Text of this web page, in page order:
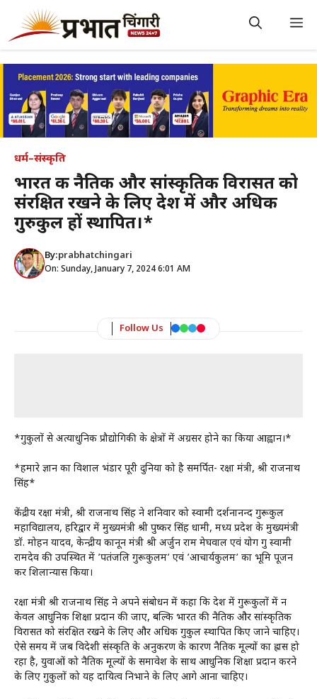
content
धर्म–संस्कृति
भारत की नैतिक और सांस्कृतिक विरासत को
संरक्षित रखने के लिए देश में और अधिक
गुरुकुल हों स्थापित।*
By:prabhatchingari
On: Sunday, January 7, 2024 6:01 AM
Follow Us
*गुरुकुलों से अत्याधुनिक प्रौद्योगिकी के क्षेत्रों में अग्रसर होने का किया आह्वान।*
*हमारे ज्ञान का विशाल भंडार पूरी दुनिया को है समर्पित- रक्षा मंत्री, श्री राजनाथ
सिंह*
केंद्रीय रक्षा मंत्री, श्री राजनाथ सिंह ने शनिवार को स्वामी दर्शनानन्द गुरूकुल
महाविद्यालय, हरिद्वार में मुख्यमंत्री श्री पुष्कर सिंह धामी, मध्य प्रदेश के मुख्यमंत्री
डॉ. मोहन यादव, केन्द्रीय कानून मंत्री श्री अर्जुन राम मेघवाल एवं योग गुरु स्वामी
रामदेव की उपस्थित में ’पतंजलि गुरूकुलम’ एवं ’आचार्यकुलम’ का भूमि पूजन
कर शिलान्यास किया।
रक्षा मंत्री श्री राजनाथ सिंह ने अपने संबोधन में कहा कि देश में गुरूकुलों में न
केवल आधुनिक शिक्षा प्रदान की जाए, बल्कि भारत की नैतिक और सांस्कृतिक
विरासत को संरक्षित रखने के लिए और अधिक गुरुकुल स्थापित किए जाने चाहिए।
ऐसे समय में जब विदेशी संस्कृति के अनुकरण के कारण नैतिक मूल्यों का ह्रास हो
रहा है, युवाओं को नैतिक मूल्यों के समावेश के साथ आधुनिक शिक्षा प्रदान करने
के लिए गुरुकुलों को यह दायित्व निभाने के लिए आगे आना चाहिए।